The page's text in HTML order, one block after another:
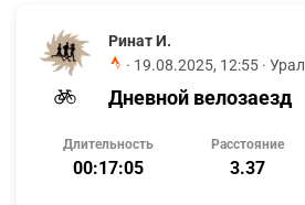
Ринат И.
· 19.08.2025, 12:55 · Урал
Дневной велозаезд
Длительность
00:17:05
Расстояние
3.37